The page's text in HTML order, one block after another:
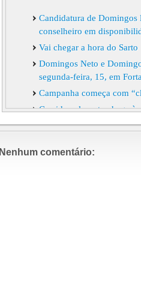
Candidatura de
conselheiro em
Vai chegar a hora do Sarto
Domingos Neto e
segunda-feira, 15, em
Campanha começa com
Corrida pelo voto chega
feira, para pedir votos
Prefeito de Banabuiú,
Nenhum comentário: